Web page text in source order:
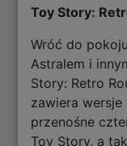
Toy Story:
Wróć do
Astralem i
Story: Retro
zawiera
przenośne
Toy Story, a